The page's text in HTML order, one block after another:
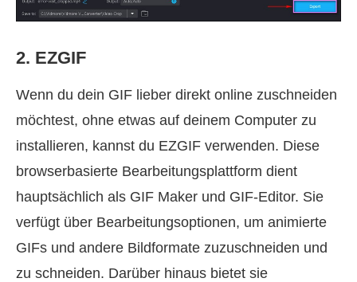
2. EZGIF
Wenn du dein GIF lieber direkt online zuschneiden
möchtest, ohne etwas auf deinem Computer zu
installieren, kannst du EZGIF verwenden. Diese
browserbasierte Bearbeitungsplattform dient
hauptsächlich als GIF Maker und GIF-Editor. Sie
verfügt über Bearbeitungsoptionen, um animierte
GIFs und andere Bildformate zuzuschneiden und
zu schneiden. Darüber hinaus bietet sie